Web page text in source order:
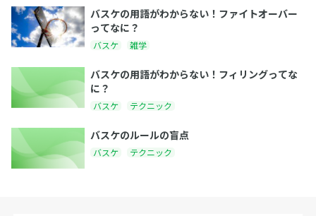
バスケの用語がわからない！ファイトオーバー
ってなに？
バスケ 雑学
バスケの用語がわからない！フィリングってな
に？
バスケ テクニック
バスケのルールの盲点
バスケ テクニック